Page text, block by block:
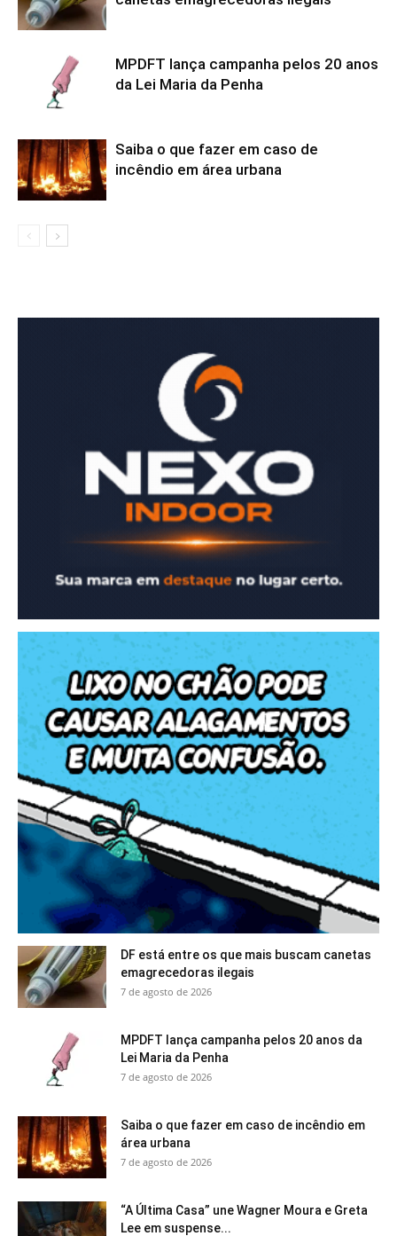
MPDFT lança campanha pelos 20 anos
da Lei Maria da Penha
Saiba o que fazer em caso de
incêndio em área urbana
DF está entre os que mais buscam canetas
emagrecedoras ilegais
7 de agosto de 2026
MPDFT lança campanha pelos 20 anos da
Lei Maria da Penha
7 de agosto de 2026
Saiba o que fazer em caso de incêndio em
área urbana
7 de agosto de 2026
“A Última Casa” une Wagner Moura e Greta
Lee em suspense...